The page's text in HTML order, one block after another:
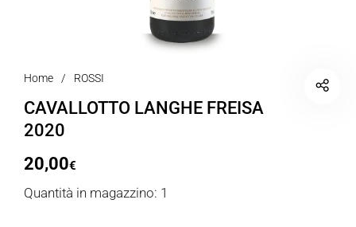
Home / ROSSI
CAVALLOTTO LANGHE FREISA
2020
20,00€
Quantità in magazzino: 1